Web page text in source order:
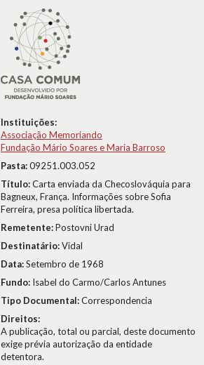
Instituições:
Associação Memoriando
Fundação Mário Soares e Maria Barroso
Pasta:09251.003.052
Título:Carta enviada da Checoslováquia para
Bagneux, França. Informações sobre Sofia
Ferreira, presa política libertada.
Remetente:Postovni Urad
Destinatário:Vidal
Data:Setembro de 1968
Fundo: Isabel do Carmo/Carlos Antunes
Tipo Documental:Correspondencia
Direitos:
A publicação, total ou parcial, deste documento
exige prévia autorização da entidade
detentora.